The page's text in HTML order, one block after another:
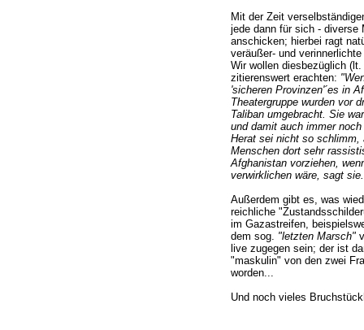
Mit der Zeit
jede dann für sich - diverse
anschicken; hierbei ragt
veräußer- und
Wir wollen diesbezüglich
zitierenswert erachten:
'sicheren Provinzen'´es in
Theatergruppe wurden vor
Taliban umgebracht. Sie
und damit auch immer
Herat sei nicht so schlimm,
Menschen dort sehr
Afghanistan vorziehen,
verwirklichen wäre, sagt
Außerdem gibt es, was
reichliche
im Gazastreifen,
dem sog. "letzten Marsch"
live zugegen sein; der ist
"maskulin" von den zwei
worden...
Und noch vieles